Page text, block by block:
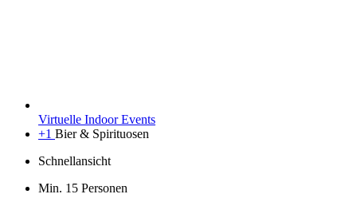
Virtuelle Indoor Events
+1 Bier & Spirituosen
Schnellansicht
Min. 15 Personen